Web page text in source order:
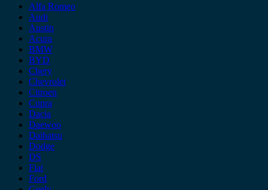
Alfa Romeo
Audi
Austin
Acura
BMW
BYD
Chery
Chevrolet
Citroen
Cupra
Dacia
Daewoo
Daihatsu
Dodge
DS
Fiat
Ford